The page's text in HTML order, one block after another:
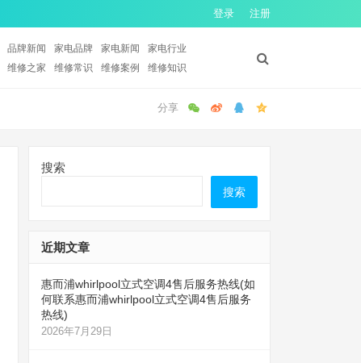
登录 注册
品牌新闻 家电品牌 家电新闻
家电行业
维修之家 维修常识 维修案例 维修知识
搜索
搜索
近期文章
惠而浦whirlpool立式空调4售后服务热线(如
何联系惠而浦whirlpool立式空调4售后服务
热线)
2026年7月29日